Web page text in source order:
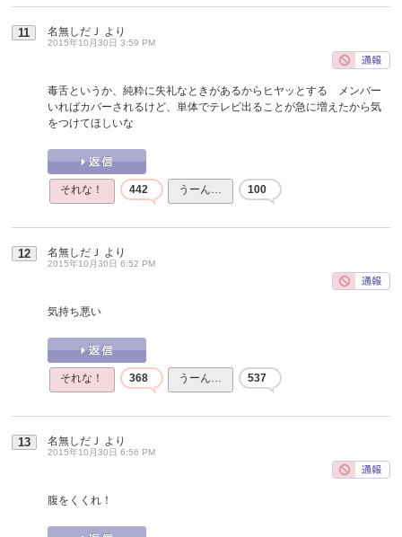
11 名無しだＪ より
2015年10月30日 3:59 PM
毒舌というか、純粋に失礼なときがあるからヒヤッとする メンバー
いればカバーされるけど、単体でテレビ出ることが急に増えたから気
をつけてほしいな
それな！ 442 うーん… 100
12 名無しだＪ より
2015年10月30日 6:52 PM
気持ち悪い
それな！ 368 うーん… 537
13 名無しだＪ より
2015年10月30日 6:56 PM
腹をくくれ！